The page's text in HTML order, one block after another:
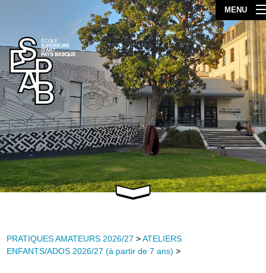
MENU
PRATIQUES AMATEURS 2026/27 >ATELIERS
ENFANTS/ADOS 2026/27 (à partir de 7 ans) >